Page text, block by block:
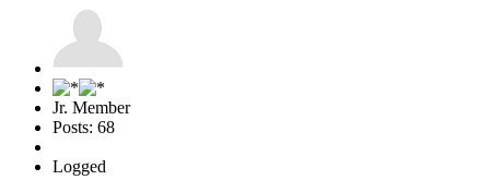
Jr. Member
Posts: 68
Logged